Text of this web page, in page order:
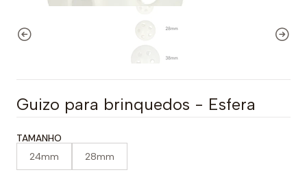
Guizo para brinquedos - Esfera
TAMANHO
24mm 28mm